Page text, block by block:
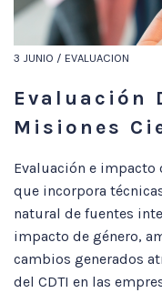
3 JUNIO / EVALUACION
Evaluación
Misiones
Evaluación e impacto
que incorpora
natural de fuentes
impacto de género,
cambios generados
del CDTI en las